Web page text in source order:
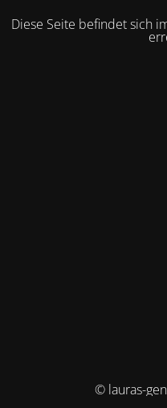
Diese Seite befindet sich
© lauras-